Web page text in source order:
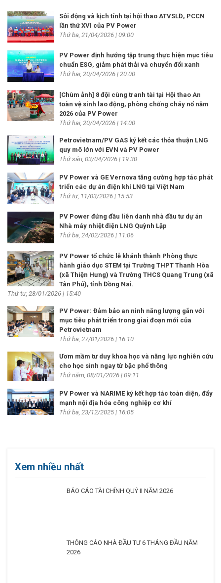
Sôi động và kịch tính tại hội thao ATVSLĐ, PCCN
lần thứ XVI của PV Power
Thứ ba, 21/04/2026 | 09:00
PV Power định hướng tập trung thực hiện mục tiêu
chuẩn ESG, giảm phát thải và chuyển đổi xanh
Thứ hai, 20/04/2026 | 20:00
[Chùm ảnh] 8 đội cùng tranh tài tại Hội thao An
toàn vệ sinh lao động, phòng chống cháy nổ năm
2026 của PV Power
Thứ hai, 20/04/2026 | 14:00
Petrovietnam/PV GAS ký kết các thỏa thuận LNG
quy mô lớn với EVN và PV Power
Thứ sáu, 03/04/2026 | 19:30
PV Power và GE Vernova tăng cường hợp tác phát
triển các dự án điện khí LNG tại Việt Nam
Thứ tư, 11/03/2026 | 15:53
PV Power đứng đầu liên danh nhà đầu tư dự án
Nhà máy nhiệt điện LNG Quỳnh Lập
Thứ ba, 24/02/2026 | 11:06
PV Power tổ chức lễ khánh thành Phòng thực
hành giáo dục STEM tại Trường THPT Thanh Hòa
(xã Thiện Hưng) và Trường THCS Quang Trung (xã
Tân Phú), tỉnh Đồng Nai.
Thứ tư, 28/01/2026 | 15:40
PV Power: Đảm bảo an ninh năng lượng gắn với
mục tiêu phát triển trong giai đoạn mới của
Petrovietnam
Thứ ba, 27/01/2026 | 16:10
Ươm mầm tư duy khoa học và năng lực nghiên cứu
cho học sinh ngay từ bậc phổ thông
Thứ năm, 08/01/2026 | 09:11
PV Power và NARIME ký kết hợp tác toàn diện, đẩy
mạnh nội địa hóa công nghiệp cơ khí
Thứ ba, 23/12/2025 | 16:05
Xem nhiều nhất
BÁO CÁO TÀI CHÍNH QUÝ II NĂM 2026
THU ĐƯỢC TỪ ĐỢT CHÀO BÁN
PV Power tập trung tối ưu vận hành, hoàn thành